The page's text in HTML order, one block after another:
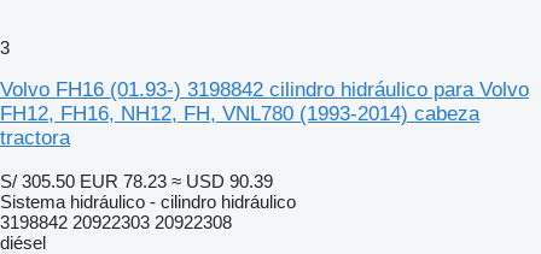
3
Volvo FH16 (01.93-) 3198842 cilindro hidráulico para Volvo
FH12, FH16, NH12, FH, VNL780 (1993-2014) cabeza
tractora
S/ 305.50 EUR 78.23 ≈ USD 90.39
Sistema hidráulico - cilindro hidráulico
3198842 20922303 20922308
diésel